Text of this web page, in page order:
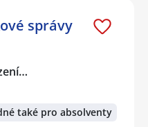
správy
také pro absolventy